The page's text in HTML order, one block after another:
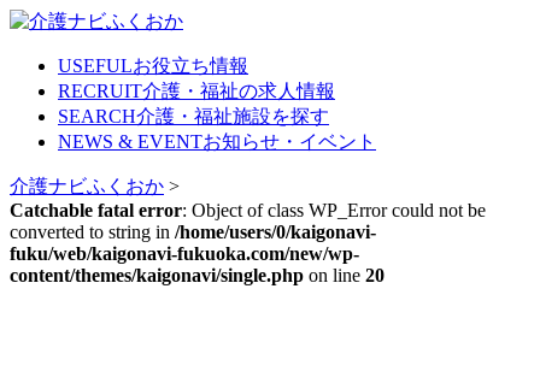
Skip
contentUSEFULお役立ち情報
RECRUIT介護・福祉の求人情報
SEARCH介護・福祉施設を探す
NEWS & EVENTお知らせ・イベント
介護ナビふくおか >
Catchable fatal error: Object of class WP_Error could not be
converted to string in /home/users/0/kaigonavi-
fuku/web/kaigonavi-fukuoka.com/new/wp-
content/themes/kaigonavi/single.php on line 20